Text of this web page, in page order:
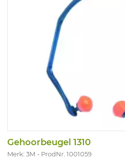
Gehoorbeugel 1310
Merk: 3M ProdNr. 1001059